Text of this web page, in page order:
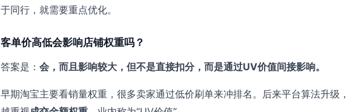
于同行，就需要重点优化。
客单价高低会影响店铺权重吗？
答案是： 会，而且影响较大，但不是直接扣分，而是通过UV价值间接影响。
早期淘宝主要看销量权重，很多卖家通过低价刷单来冲排名。后来平台算法升级